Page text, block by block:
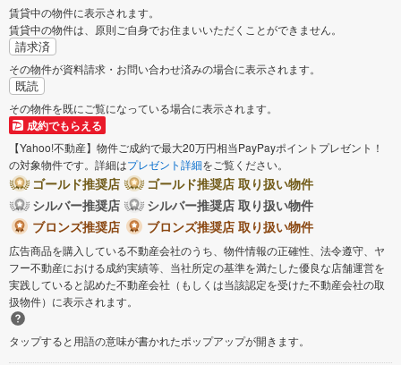
賃貸中の物件に表示されます。
賃貸中の物件は、原則ご自身でお住まいいただくことができません。
請求済
その物件が資料請求・お問い合わせ済みの場合に表示されます。
既読
その物件を既にご覧になっている場合に表示されます。
成約でもらえる
【Yahoo!不動産】物件ご成約で最大20万円相当PayPayポイントプレゼント！
の対象物件です。詳細はプレゼント詳細をご覧ください。
ゴールド推奨店
ゴールド推奨店 取り扱い物件
シルバー推奨店
シルバー推奨店 取り扱い物件
ブロンズ推奨店
ブロンズ推奨店 取り扱い物件
広告商品を購入している不動産会社のうち、物件情報の正確性、法令遵守、ヤ
フー不動産における成約実績等、当社所定の基準を満たした優良な店舗運営を
実践していると認めた不動産会社（もしくは当該認定を受けた不動産会社の取
扱物件）に表示されます。
タップすると用語の意味が書かれたポップアップが開きます。